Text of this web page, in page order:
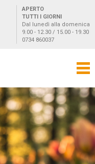
APERTO
TUTTI I GIORNI
Dal lunedì alla domenica
9.00 - 12.30 / 15.00 - 19.30
0734 860037